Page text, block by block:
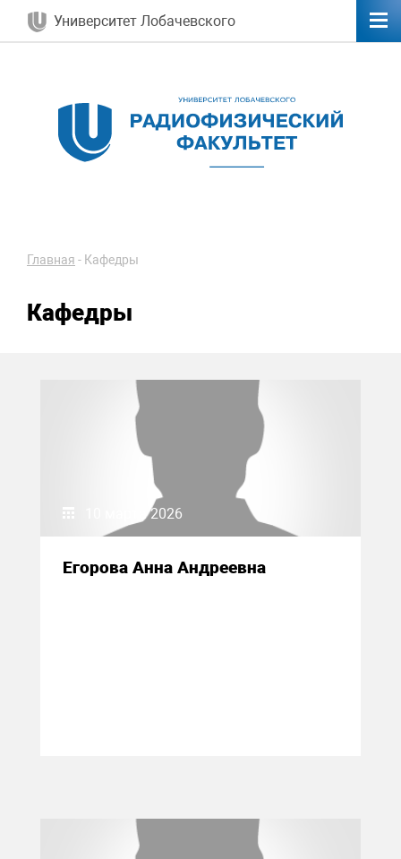
Университет Лобачевского
Главная - Кафедры
Кафедры
10 марта 2026
Егорова Анна Андреевна